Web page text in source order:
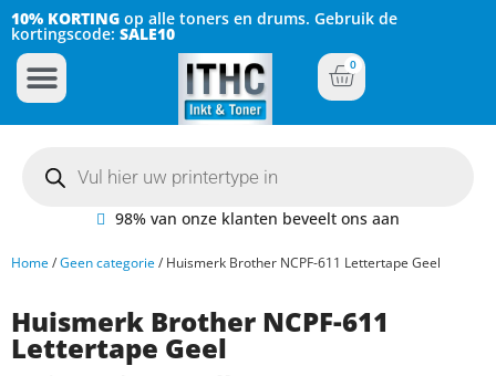
10% KORTING op alle toners en drums. Gebruik de
kortingscode: SALE10
0
98% van onze klanten beveelt ons aan
Home/Geen categorie/ Huismerk Brother NCPF-611 Lettertape Geel
Huismerk Brother NCPF-611
Lettertape Geel